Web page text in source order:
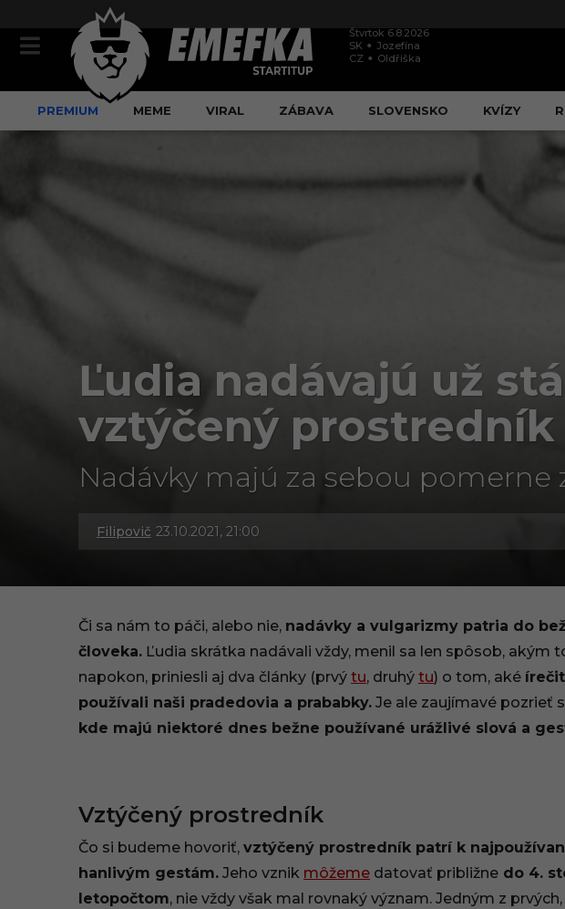
Štvrtok 6.8.2026
SK
Jozefína
CZ
Oldřiška
PREMIUM MEME VIRAL ZÁBAVA SLOVENSKO KVÍZY
Ľudia nadávajú už
vztýčený
Nadávky majú za sebou
Filipovič 23.10.2021, 21:00
2
0
2
,
Či sa nám to páči, alebo nie, nadávky a vulgarizmy patria do
človeka. Ľudia skrátka nadávali vždy, menil sa len spôsob, akým
napokon, priniesli aj dva články (prvý tu, druhý tu) o tom, aké
používali naši pradedovia a prababky. Je ale zaujímavé pozrieť
kde majú niektoré dnes bežne používané urážlivé slová a
Vztýčený prostredník
Čo si budeme hovoriť, vztýčený prostredník patrí k
hanlivým gestám. Jeho vznik môžeme datovať približne do 4.
letopočtom, nie vždy však mal rovnaký význam. Jedným z